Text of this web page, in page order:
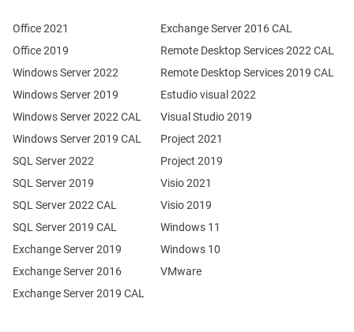
Office 2021
Office 2019
Windows Server 2022
Windows Server 2019
Exchange Server 2019
Exchange Server 2016
SQL Server 2022
SQL Server 2019
Windows Server 2022 CAL
Windows Server 2019 CAL
SQL Server 2022 CAL
SQL Server 2019 CAL
Remote Desktop Services 2022 CAL
Remote Desktop Services 2019 CAL
Exchange Server 2019 CAL
Exchange Server 2016 CAL
Estudio visual 2022
Visual Studio 2019
Project 2021
Project 2019
Visio 2021
Visio 2019
Windows 11
Windows 10
VMware